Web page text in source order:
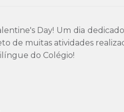
Day! Um dia
de muitas atividades
do Colégio!